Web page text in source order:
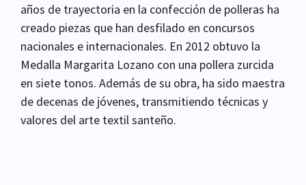
años de trayectoria en la confección de polleras ha
creado piezas que han desfilado en concursos
nacionales e internacionales. En 2012 obtuvo la
Medalla Margarita Lozano con una pollera zurcida
en siete tonos. Además de su obra, ha sido maestra
de decenas de jóvenes, transmitiendo técnicas y
valores del arte textil santeño.